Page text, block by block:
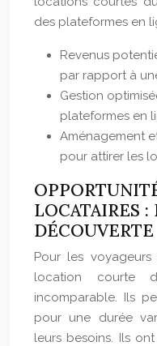
des plateformes en
Revenus
par rapport à
Gestion
plateformes en
Aménagement
pour attirer les
LOCATAIRES
DÉCOUVERTE
Pour les voyageurs
location courte
incomparable. Ils
pour une durée
leurs besoins. Ils